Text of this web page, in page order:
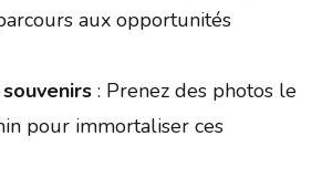
aux opportunités
: Prenez des photos le
pour immortaliser ces